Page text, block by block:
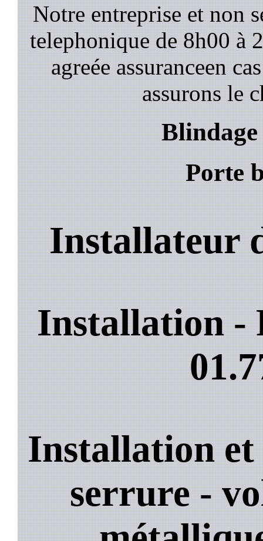
Notre entreprise et non
telephonique de 8h00 à
agreée assuranceen
assurons le
Blindage
Porte
Installateur
Installation -
Installation
serrure -